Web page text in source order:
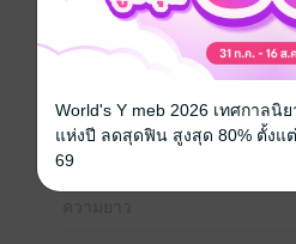
ประเภทไฟล์
วันที่วางขาย
World's Y meb 2026 เทศกาลนิ
แห่งปี ลดสุดฟิน สูงสุด 80% ตั้งแ
69